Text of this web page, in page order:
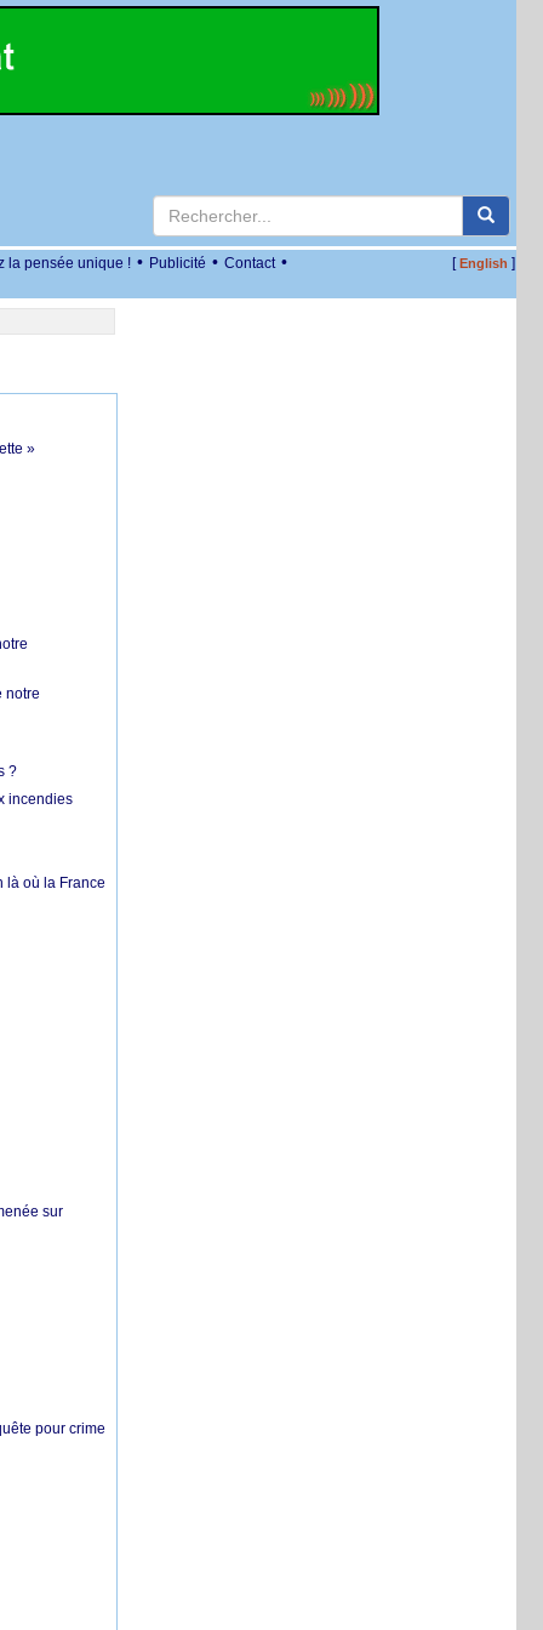
la pensée unique ! • Publicité • Contact • [English ]
»
notre
?
incendies
là où la France
sur
pour crime